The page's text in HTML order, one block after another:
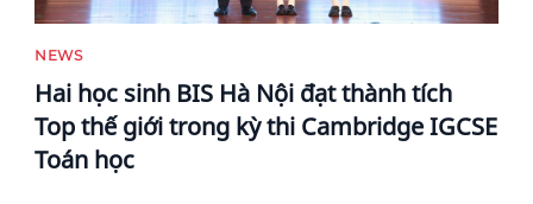
NEWS
Hai học sinh BIS Hà Nội đạt thành tích
Top thế giới trong kỳ thi Cambridge IGCSE
Toán học